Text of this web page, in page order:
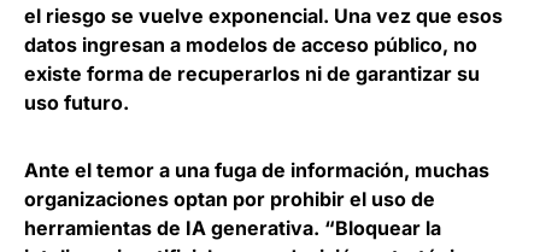
el riesgo se vuelve exponencial. Una vez que esos
datos ingresan a modelos de acceso público, no
existe forma de recuperarlos ni de garantizar su
uso futuro.
Ante el temor a una fuga de información, muchas
organizaciones optan por prohibir el uso de
herramientas de IA generativa. “Bloquear la